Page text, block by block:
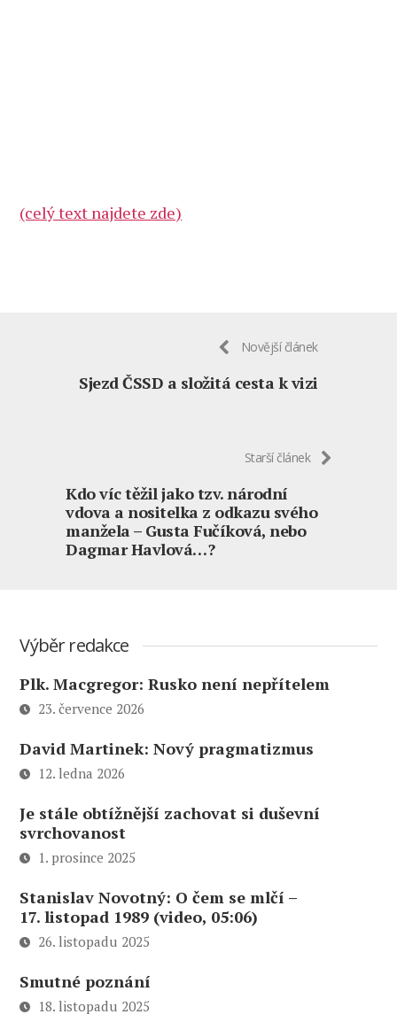
(celý text najdete zde)
Novější článek
Sjezd ČSSD a složitá cesta k vizi
Starší článek
Kdo víc těžil jako tzv. národní
vdova a nositelka z odkazu svého
manžela – Gusta Fučíková, nebo
Dagmar Havlová…?
Výběr redakce
Plk. Macgregor: Rusko není nepřítelem
23. července 2026
David Martinek: Nový pragmatizmus
12. ledna 2026
Je stále obtížnější zachovat si duševní
svrchovanost
1. prosince 2025
Stanislav Novotný: O čem se mlčí –
17. listopad 1989 (video, 05:06)
26. listopadu 2025
Smutné poznání
18. listopadu 2025